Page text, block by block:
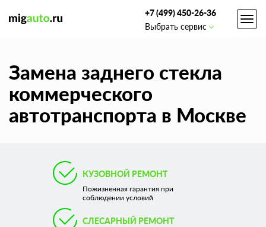
+7 (499) 450-26-36
Выбрать сервис
Замена заднего стекла
коммерческого
автотранспорта в Москве
КУЗОВНОЙ РЕМОНТ
Пожизненная гарантия при
соблюдении условий
СЛЕСАРНЫЙ РЕМОНТ